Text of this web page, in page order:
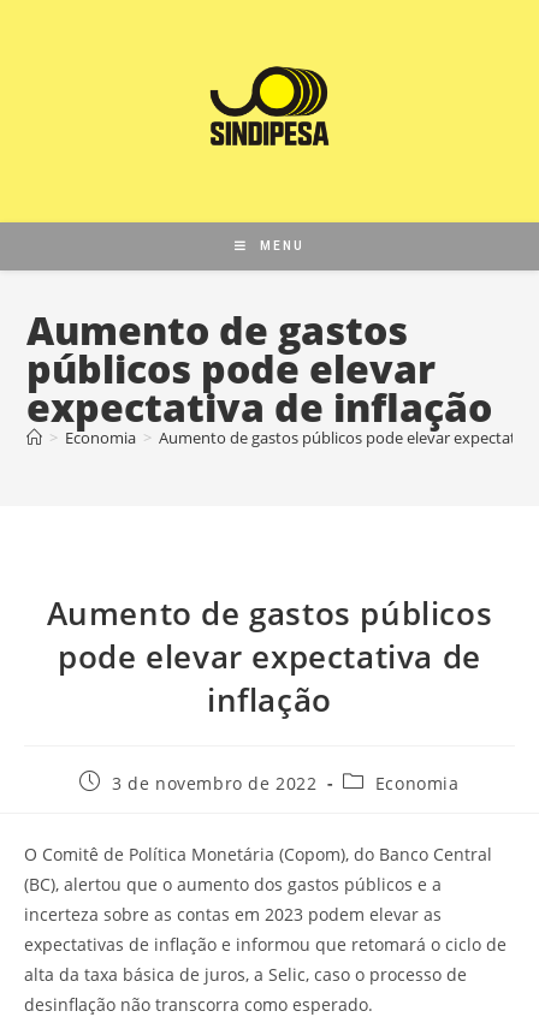
MENU
Aumento de gastos
públicos pode elevar
expectativa de inflação
> Economia > Aumento de gastos públicos pode elevar
Aumento de gastos públicos
pode elevar expectativa de
inflação
3 de novembro de 2022 Economia
O Comitê de Política Monetária (Copom), do Banco Central
(BC), alertou que o aumento dos gastos públicos e a
incerteza sobre as contas em 2023 podem elevar as
expectativas de inflação e informou que retomará o ciclo de
alta da taxa básica de juros, a Selic, caso o processo de
desinflação não transcorra como esperado.